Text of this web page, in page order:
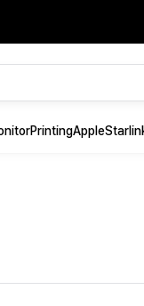
PrintingApple